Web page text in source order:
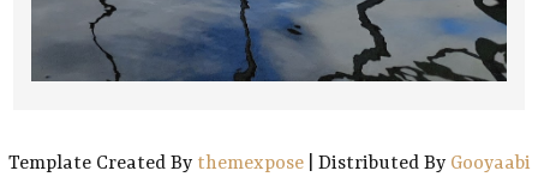
Template Created By themexpose| Distributed By Gooyaabi